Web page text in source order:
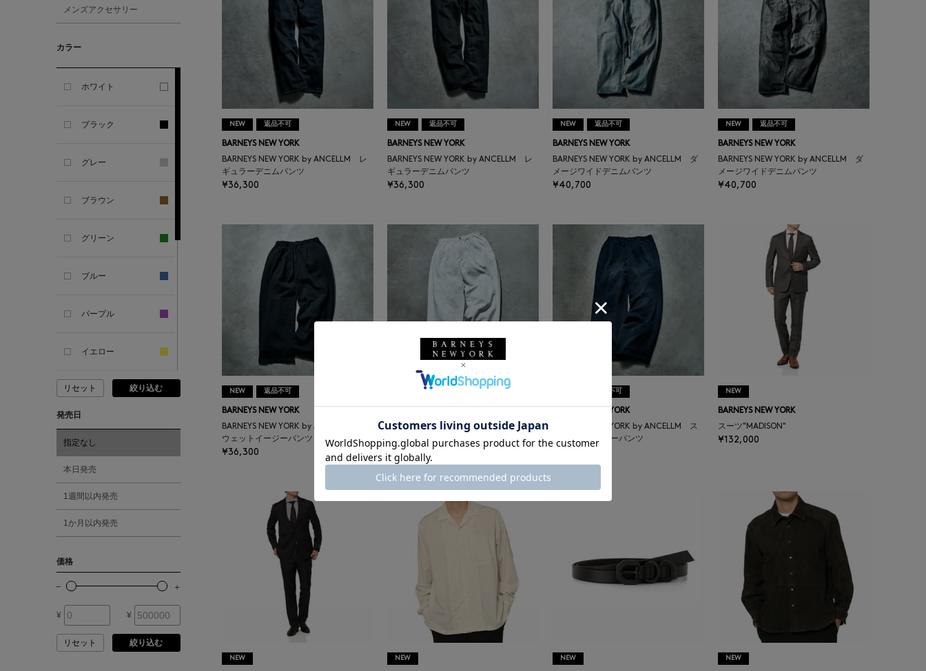
AKIKO OGAWA.
ALESSANDRO
SANDAL
ANTIPAST
ANYA HINDMARCH
ARCS LONDON
ARIZONA LOVE
ARMA
メンズアクセサリー
カラー
ホワイト
ブラック
グレー
ブラウン
グリーン
ブルー
パープル
イエロー
ピンク
レッド
オレンジ
シルバー
リセット 絞り込む
発売日
指定なし
本日発売
1週間以内発売
1か月以内発売
価格
¥ ¥
リセット 絞り込む
NEW 返品不可
BARNEYS NEW YORK
BARNEYS NEW YORK by ANCELLM レ
ギュラーデニムパンツ
¥36,300
NEW 返品不可
BARNEYS NEW YORK
BARNEYS NEW YORK by ANCELLM レ
ギュラーデニムパンツ
¥36,300
NEW 返品不可
BARNEYS NEW YORK
BARNEYS NEW YORK by ANCELLM ダ
メージワイドデニムパンツ
¥40,700
NEW 返品不可
BARNEYS NEW YORK
BARNEYS NEW YORK by ANCELLM ダ
メージワイドデニムパンツ
¥40,700
NEW 返品不可
BARNEYS NEW YORK
BARNEYS NEW YORK by ANCELLM ス
ウェットイージーパンツ
¥36,300
返品不可
BARNEYS NEW YORK by ANCELLM ス
ウェットイージーパンツ
¥36,300
返品不可
BARNEYS NEW YORK
BARNEYS NEW YORK by ANCELLM ス
ウェットイージーパンツ
NEW
BARNEYS NEW YORK
スーツ"MADISON"
¥132,000
NEW NEW NEW NEW